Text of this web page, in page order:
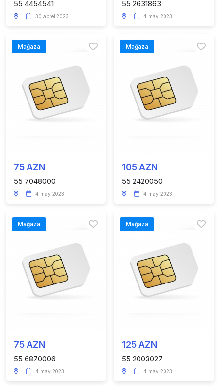
55 4454541
30 aprel 2023
55 2631863
4 may 2023
Mağaza
75 AZN
55 7048000
4 may 2023
Mağaza
105 AZN
55 2420050
4 may 2023
Mağaza
75 AZN
55 6870006
4 may 2023
Mağaza
125 AZN
55 2003027
4 may 2023